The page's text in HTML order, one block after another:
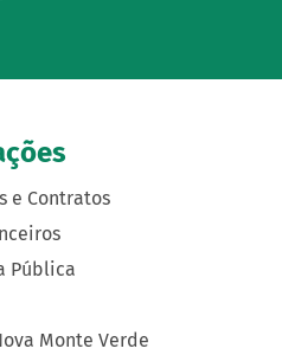
e Contratos
Pública
Monte Verde